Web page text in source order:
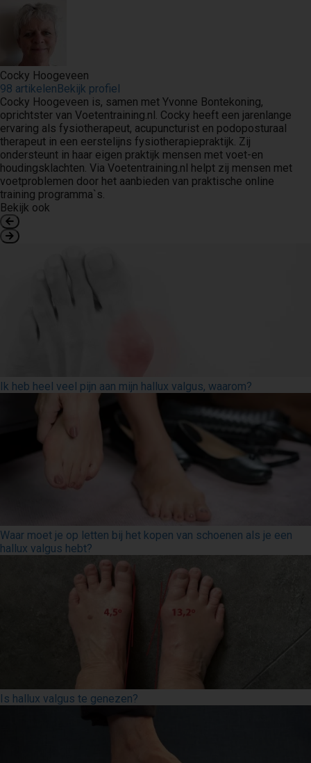
Cocky Hoogeveen
98 artikelenBekijk profiel
Cocky Hoogeveen is, samen met Yvonne Bontekoning,
oprichtster van Voetentraining.nl. Cocky heeft een jarenlange
ervaring als fysiotherapeut, acupuncturist en podoposturaal
therapeut in een eerstelijns fysiotherapiepraktijk. Zij
ondersteunt in haar eigen praktijk mensen met voet-en
houdingsklachten. Via Voetentraining.nl helpt zij mensen met
voetproblemen door het aanbieden van praktische online
training programma`s.
Bekijk ook
Ik heb heel veel pijn aan mijn hallux valgus, waarom?
Waar moet je op letten bij het kopen van schoenen als je een
hallux valgus hebt?
Is hallux valgus te genezen?